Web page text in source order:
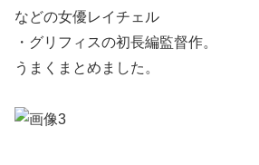
などの女優レイチェル
・グリフィスの初長編監督作。
うまくまとめました。